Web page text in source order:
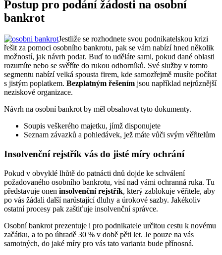
Postup pro podání žádosti na osobní
bankrot
Jestliže se rozhodnete svou podnikatelskou krizi
řešit za pomoci osobního bankrotu, pak se vám nabízí hned několik
možností, jak návrh podat. Buď to uděláte sami, pokud dané oblasti
rozumíte nebo se svěříte do rukou odborníků. Své služby v tomto
segmentu nabízí velká spousta firem, kde samozřejmě musíte počítat
s jistým poplatkem. Bezplatným řešením jsou například nejrůznější
neziskové organizace.
Návrh na osobní bankrot by měl obsahovat tyto dokumenty.
Soupis veškerého majetku, jímž disponujete
Seznam závazků a pohledávek, jež máte vůči svým věřitelům
Insolvenční rejstřík vás do jisté míry ochrání
Pokud v obvyklé lhůtě do patnácti dnů dojde ke schválení
požadovaného osobního bankrotu, visí nad vámi ochranná ruka. Tu
představuje onen insolvenční rejstřík, který zablokuje věřitele, aby
po vás žádali další narůstající dluhy a úrokové sazby. Jakékoliv
ostatní procesy pak zaštiťuje insolvenční správce.
Osobní bankrot prezentuje i pro podnikatele určitou cestu k novému
začátku, a to po úhradě 30 % v době pěti let. Je pouze na vás
samotných, do jaké míry pro vás tato varianta bude přínosná.